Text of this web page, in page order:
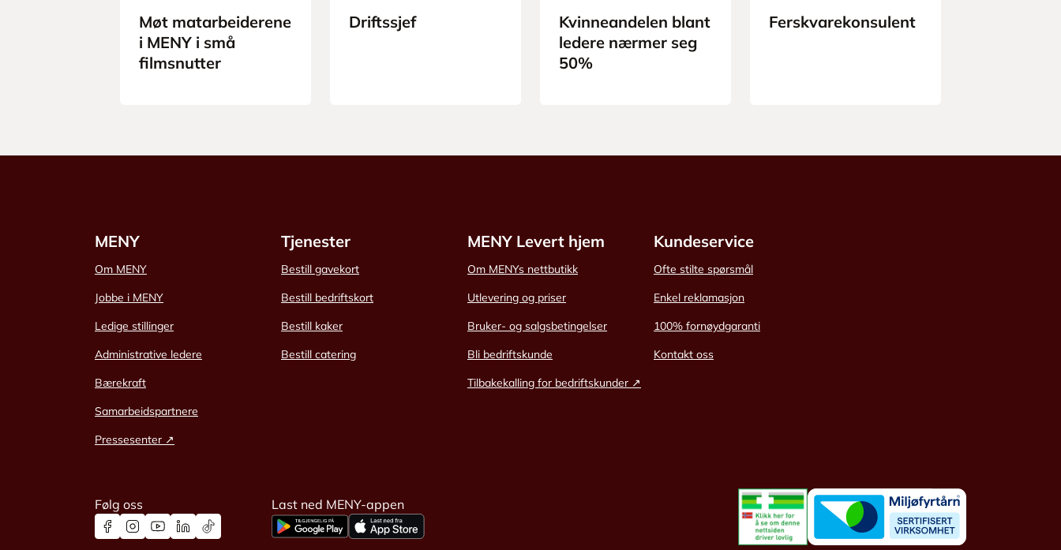
Møt matarbeiderene
i MENY i små
filmsnutter
Driftssjef
Kvinneandelen blant
ledere nærmer seg
50%
Ferskvarekonsulent
MENY
Om MENY
Jobbe i MENY
Ledige stillinger
Administrative ledere
Bærekraft
Samarbeidspartnere
Pressesenter ↗
Tjenester
Bestill gavekort
Bestill bedriftskort
Bestill kaker
Bestill catering
MENY Levert hjem
Om MENYs nettbutikk
Utlevering og priser
Bruker- og salgsbetingelser
Bli bedriftskunde
Tilbakekalling for bedriftskunder ↗
Kundeservice
Ofte stilte spørsmål
Enkel reklamasjon
100% fornøydgaranti
Kontakt oss
Følg oss Last ned MENY-appen